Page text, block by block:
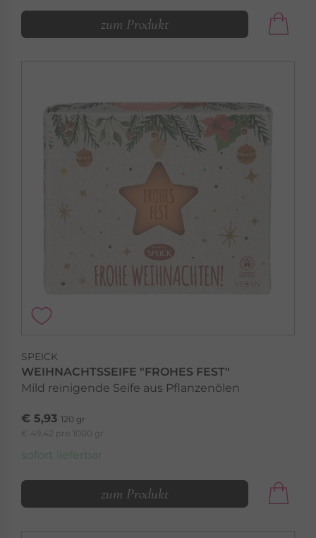
zum Produkt
SPEICK
WEIHNACHTSSEIFE "FROHES FEST"
Mild reinigende Seife aus Pflanzenölen
€ 5,93 120 gr
€ 49,42 pro 1000 gr
sofort lieferbar
zum Produkt